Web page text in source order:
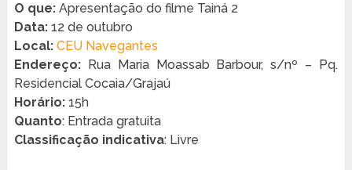
O que:Apresentação do filme Tainá 2
Data:12 de outubro
Local: CEU Navegantes
Endereço:Rua Maria Moassab Barbour, s/nº – Pq.
Residencial Cocaia/Grajaú
Horário:15h
Quanto: Entrada gratuita
Classificação indicativa: Livre